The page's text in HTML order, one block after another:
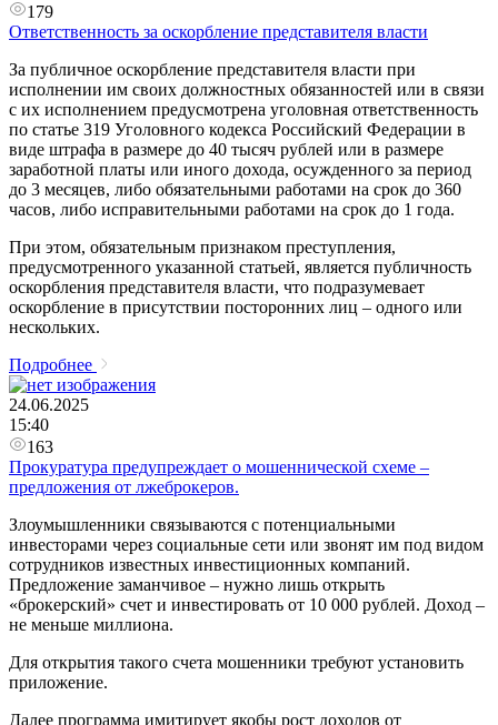
179
Ответственность за оскорбление представителя власти
За публичное оскорбление представителя власти при
исполнении им своих должностных обязанностей или в связи
с их исполнением предусмотрена уголовная ответственность
по статье 319 Уголовного кодекса Российский Федерации в
виде штрафа в размере до 40 тысяч рублей или в размере
заработной платы или иного дохода, осужденного за период
до 3 месяцев, либо обязательными работами на срок до 360
часов, либо исправительными работами на срок до 1 года.
При этом, обязательным признаком преступления,
предусмотренного указанной статьей, является публичность
оскорбления представителя власти, что подразумевает
оскорбление в присутствии посторонних лиц – одного или
нескольких.
Подробнее
24.06.2025
15:40
163
Прокуратура предупреждает о мошеннической схеме –
предложения от лжеброкеров.
Злоумышленники связываются с потенциальными
инвесторами через социальные сети или звонят им под видом
сотрудников известных инвестиционных компаний.
Предложение заманчивое – нужно лишь открыть
«брокерский» счет и инвестировать от 10 000 рублей. Доход –
не меньше миллиона.
Для открытия такого счета мошенники требуют установить
приложение.
Далее программа имитирует якобы рост доходов от